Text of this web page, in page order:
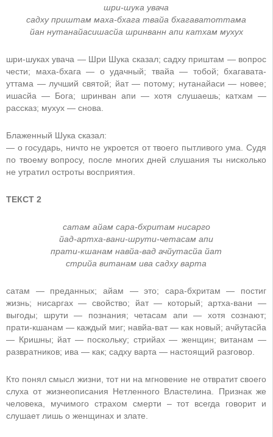
шри-шука увача
садху приштам маха-бхага твайа бхагаватоттама
йан нутанайасишасйа шринванн апи катхам мухух
шри-шуках увача — Шри Шука сказал; садху приштам — вопрос
чести; маха-бхага — о удачный; твайа — тобой; бхагавата-
уттама — лучший святой; йат — потому; нутанайаси — новее;
ишасйа — Бога; шринван апи — хотя слушаешь; катхам —
рассказ; мухух — снова.
Блаженный Шука сказал:
— о государь, ничто не укроется от твоего пытливого ума. Судя
по твоему вопросу, после многих дней слушания ты нисколько
не утратил остроты восприятия.
ТЕКСТ 2
сатам айам сара-бхритам нисарго
йад-артха-вани-шрути-четасам апи
прати-кшанам навйа-вад ачйутасйа йат
стрийа витанам ива садху варта
сатам — преданных; айам — это; сара-бхритам — постиг
жизнь; нисаргах — свойство; йат — который; артха-вани —
выгоды; шрути — познания; четасам апи — хотя сознают;
прати-кшанам — каждый миг; навйа-ват — как новый; ачйутасйа
— Кришны; йат — поскольку; стрийах — женщин; витанам —
развратников; ива — как; садху варта — настоящий разговор.
Кто понял смысл жизни, тот ни на мгновение не отвратит своего
слуха от жизнеописания Нетленного Властелина. Признак же
человека, мучимого страхом смерти – тот всегда говорит и
слушает лишь о женщинах и злате.